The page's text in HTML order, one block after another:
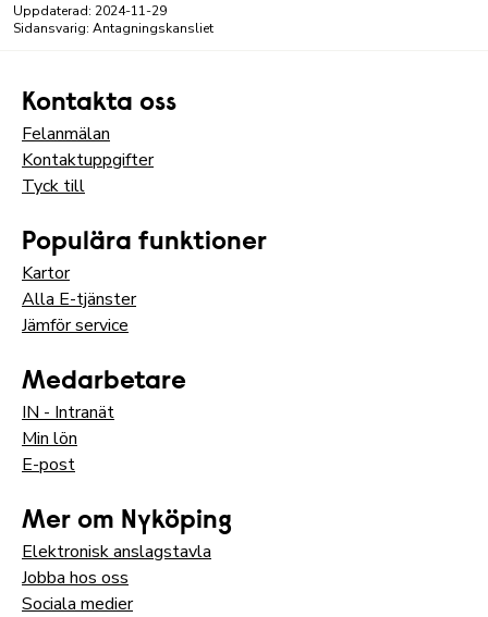
Uppdaterad: 2024-11-29
Sidansvarig: Antagningskansliet
Kontakta oss
Felanmälan
Kontaktuppgifter
Tyck till
Populära funktioner
Kartor
Alla E-tjänster
Jämför service
Medarbetare
IN - Intranät
Min lön
E-post
Mer om Nyköping
Elektronisk anslagstavla
Jobba hos oss
Sociala medier